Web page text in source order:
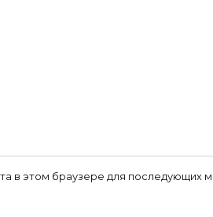
в этом браузере для последующих